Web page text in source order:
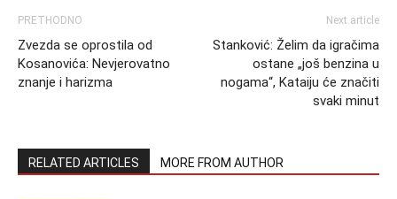
PRETHODNO
Zvezda se oprostila od
Kosanovića: Nevjerovatno
znanje i harizma
Next article
Stanković: Želim da igračima
ostane „još benzina u
nogama“, Kataiju će značiti
svaki minut
RELATED ARTICLES MORE FROM AUTHOR